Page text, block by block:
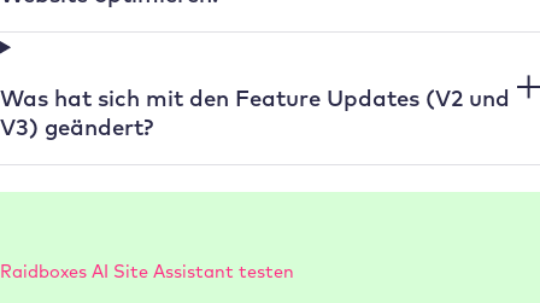
Was hat sich mit den Feature Updates (V2 und
V3) geändert?
Raidboxes AI Site Assistant testen